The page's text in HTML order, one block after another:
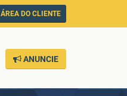
ÁREA DO CLIENTE
ANUNCIE